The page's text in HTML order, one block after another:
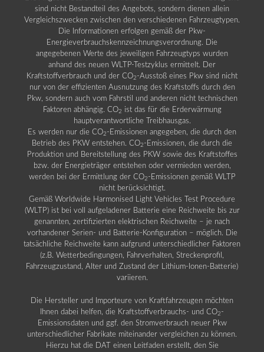
sind nicht Bestandteil des Angebots, sondern dienen allein
Vergleichszwecken zwischen den verschiedenen Fahrzeugtypen.
Die Informationen erfolgen gemäß der Pkw-
Energieverbrauchskennzeichnungsverordnung. Die
angegebenen Werte des jeweiligen Fahrzeugtyps wurden
anhand des neuen WLTP-Testzyklus ermittelt. Der
Kraftstoffverbrauch und der CO2 -Ausstoß eines Pkw sind nicht
nur von der effizienten Ausnutzung des Kraftstoffs durch den
Pkw, sondern auch vom Fahrstil und anderen nicht technischen
Faktoren abhängig. CO2 ist das für die Erderwärmung
hauptverantwortliche Treibhausgas.
Es werden nur die CO2 -Emissionen angegeben, die durch den
Betrieb des PKW entstehen. CO2 -Emissionen, die durch die
Produktion und Bereitstellung des PKW sowie des Kraftstoffes
bzw. der Energieträger entstehen oder vermieden werden,
werden bei der Ermittlung der CO2 -Emissionen gemäß WLTP
nicht berücksichtigt.
Gemäß Worldwide Harmonised Light Vehicles Test Procedure
(WLTP) ist bei voll aufgeladener Batterie eine Reichweite bis zur
genannten, zertifizierten elektrischen Reichweite – je nach
vorhandener Serien- und Batterie-Konfiguration – möglich. Die
tatsächliche Reichweite kann aufgrund unterschiedlicher Faktoren
(z.B. Wetterbedingungen, Fahrverhalten, Streckenprofil,
Fahrzeugzustand, Alter und Zustand der Lithium-Ionen-Batterie)
variieren.
Die Hersteller und Importeure von Kraftfahrzeugen möchten
Ihnen dabei helfen, die Kraftstoffverbrauchs- und CO2 -
Emissionsdaten und ggf. den Stromverbrauch neuer Pkw
unterschiedlicher Fabrikate miteinander vergleichen zu können.
Hierzu hat die DAT einen Leitfaden erstellt, den Sie